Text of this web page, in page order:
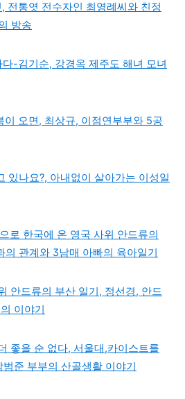
전통엿 전수자인 최영례씨와 친정
방송
-김기순, 강경옥 제주도 해녀 모녀
오면, 최상규, 이점연부부와 5공
있나요?, 아내없이 살아가는 이성일
로 한국에 온 영국 사위 안드류의
관계와 3남매 아빠의 육아일기
안드류의 부산 일기, 정선경, 안드
이야기
좋을 순 없다, 서울대,카이스트를
준 부부의 산골생활 이야기